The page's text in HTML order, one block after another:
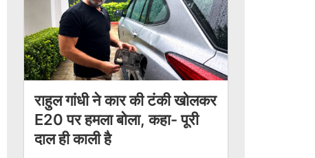
राहुल गांधी ने कार की टंकी खोलकर
E20 पर हमला बोला, कहा- पूरी
दाल ही काली है